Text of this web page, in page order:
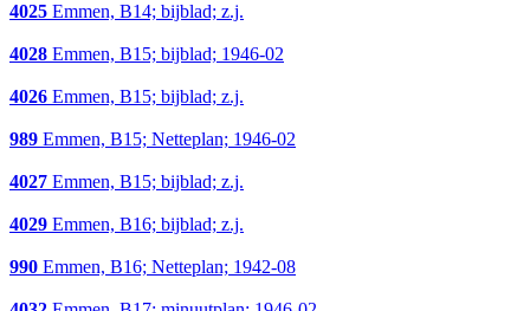
4025 Emmen, B14; bijblad; z.j.
4028 Emmen, B15; bijblad; 1946-02
4026 Emmen, B15; bijblad; z.j.
989 Emmen, B15; Netteplan; 1946-02
4027 Emmen, B15; bijblad; z.j.
4029 Emmen, B16; bijblad; z.j.
990 Emmen, B16; Netteplan; 1942-08